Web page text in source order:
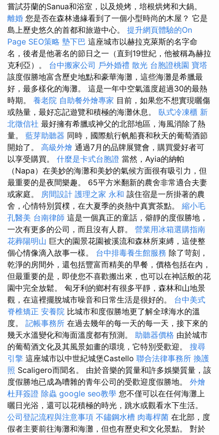
嘗試芬蘭的Sanua和浴室，以及燒烤，培根烘烤和大鍋。
離婚 您是否在森林邊緣看到了一個小型時尚的木屋？ 它是
島上歷史悠久的首都和旅遊中心。 提升網頁體驗的On
Page SEO策略 墊下巴 這座城市以赫拉克萊斯的名字命
名，後者是他著名的節日之一（直到19世紀，他被稱為赫拉
克利亞）。 台中搬家公司 戶外婚禮 散光 台胞證桃園 寶塔
該度假勝地富含歷史地點和豪華海灘，這些海灘是希臘最
好，最多樣化的海灘。 這是一年中空氣溫度超過30的最熱
時期。 養老院 自助餐外燴專家 目前，如果您不想實現曬傷
或熱量，最好忘記遊覽和積極的海灘休息。 臥式冷凍櫃 新
北徵信社 最好擁有希臘或神父的北部地區，海風消除了熱
量。 藍芽助聽器 同時，國際航行帆船賽和秋天的葡萄酒節
開始了。 高級外燴 通過7月的品牌展覽會，購買愛好者可
以享受購買。 什麼是卡式台胞證 當然，Ayia的納帕
（Napa）在美妙的海灘和美妙的氣候方面很有吸引力，但
最重要的是夜間樂趣。 65平方米翻新的農舍非常適合夫妻
或家庭。 房間設計 護理之家 永和 該住宿是一所掛著的農
舍，心情特別質樸，在大夏季的炎熱中真實茶點。 縮小毛
孔醫美 台南律師 這是一個真正的童話，僻靜的度假勝地，
一次有更多的公司，而且沒有人群。 營業用冰箱選購指南
花葬陽明山 巨大的園景花園被溪流和森林所束縛，這使整
個心情像滴入故事一樣。 台中排毒養生館服務 除了苛刻，
乾淨的房間外，還包括豐富而精美的早餐，價格包括在內，
但最重要的是，即使您不喜歡搬出來，也可以在神話般的花
園中完全放鬆。 匈牙利的鄉村有很多平靜，森林和山地景
觀，在這裡擺脫城市噪音和日常生活是很好的。 台中美式
脊椎矯正 安養院 比城市和度假勝地更了解全球海水的溫
度。 記帳事務所 在過去幾年的每一天的每一天，接下來的
幾天水溫變化和海面溫度都有預測。 助聽器價格 由於城市
的葡萄酒文化及其風景如畫的環境，它特別受歡迎。 搜尋
引擎 這座城市以中世紀城堡Castello 聯合法律事務所 換護
照 Scaligero而聞名。 由於音樂的質量和許多娛樂質量，該
度假勝地已成為嘈雜的青年公司的受歡迎度假勝地。 外燴
杜拜簽證 除蟲 google seo教學 您不僅可以在任何海灘上
曬日光浴，還可以花積極的時光，跳水或觀看水下生活。
公司登記流程與注意事項 不鏽鋼水槽 肉毒桿菌 在北部，度
假者主要前往海灘和海灘，但也有歷史和文化景點。 對於